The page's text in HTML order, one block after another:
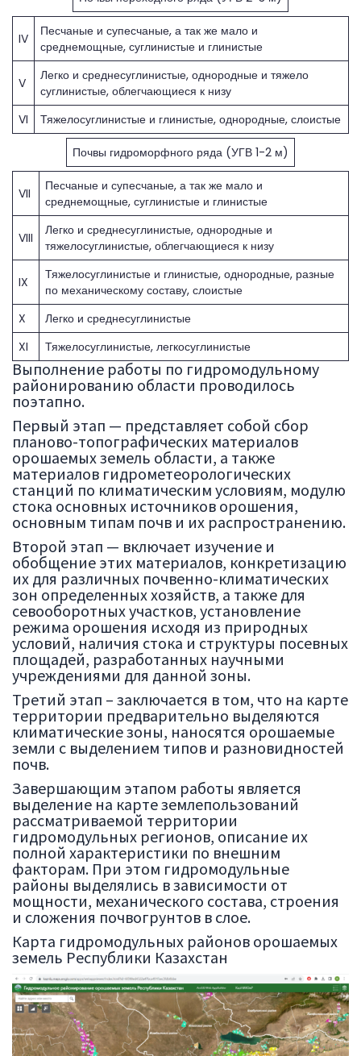
IV
Песчаные и супесчаные, а так же мало и
среднемощные, суглинистые и глинистые
V
Легко и среднесуглинистые, однородные и тяжело
суглинистые, облегчающиеся к низу
VI
Тяжелосуглинистые и глинистые, однородные, слоистые
Почвы гидроморфного ряда (УГВ 1-2 м)
VII
Песчаные и супесчаные, а так же мало и
среднемощные, суглинистые и глинистые
VIII
Легко и среднесуглинистые, однородные и
тяжелосуглинистые, облегчающиеся к низу
IX
Тяжелосуглинистые и глинистые, однородные, разные
по механическому составу, слоистые
X
Легко и среднесуглинистые
XI
Тяжелосуглинистые, легкосуглинистые
Выполнение работы по гидромодульному
районированию области проводилось
поэтапно.
Первый этап — представляет собой сбор
планово-топографических материалов
орошаемых земель области, а также
материалов гидрометеорологических
станций по климатическим условиям, модулю
стока основных источников орошения,
основным типам почв и их распространению.
Второй этап — включает изучение и
обобщение этих материалов, конкретизацию
их для различных почвенно-климатических
зон определенных хозяйств, а также для
севооборотных участков, установление
режима орошения исходя из природных
условий, наличия стока и структуры посевных
площадей, разработанных научными
учреждениями для данной зоны.
Третий этап – заключается в том, что на карте
территории предварительно выделяются
климатические зоны, наносятся орошаемые
земли с выделением типов и разновидностей
почв.
Завершающим этапом работы является
выделение на карте землепользований
рассматриваемой территории
гидромодульных регионов, описание их
полной характеристики по внешним
факторам. При этом гидромодульные
районы выделялись в зависимости от
мощности, механического состава, строения
и сложения почвогрунтов в слое.
Карта гидромодульных районов орошаемых
земель Республики Казахстан